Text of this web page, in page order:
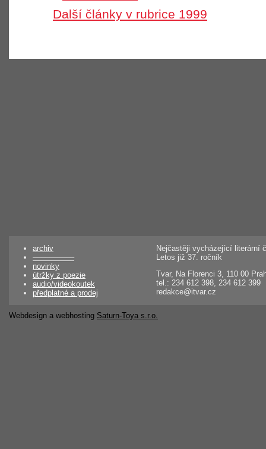
Další články v rubrice 1999
archiv
––––––––––
novinky
útržky z poezie
audio/videokoutek
předplatné a prodej
Nejčastěji vycházející literární
Letos již 37. ročník
Tvar, Na Florenci 3, 110 00
tel.: 234 612 398, 234 612 399
redakce@itvar.cz
Webdesign a webhosting Saturn-Toya s.r.o.